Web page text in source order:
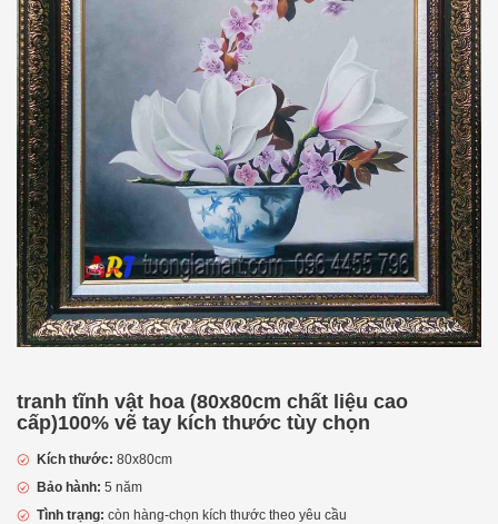
tranh tĩnh vật hoa (80x80cm chất liệu cao
cấp)100% vẽ tay kích thước tùy chọn
Kích thước: 80x80cm
Bảo hành: 5 năm
Tình trạng: còn hàng-chọn kích thước theo yêu cầu